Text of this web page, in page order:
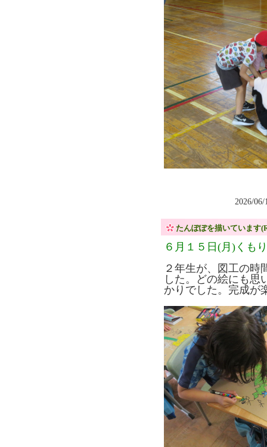
2026/
たんぽぽを描いています
６月１５日(月)くもり
２年生が、図工の時
した。どの絵にも思
かりでした。完成が